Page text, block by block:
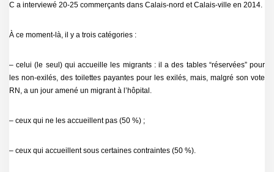
C a interviewé 20-25 commerçants dans Calais-nord et Calais-ville en 2014.
À ce moment-là, il y a trois catégories :
– celui (le seul) qui accueille les migrants : il a des tables “réservées” pour
les non-exilés, des toilettes payantes pour les exilés, mais, malgré son vote
RN, a un jour amené un migrant à l’hôpital.
– ceux qui ne les accueillent pas (50 %) ;
– ceux qui accueillent sous certaines contraintes (50 %).